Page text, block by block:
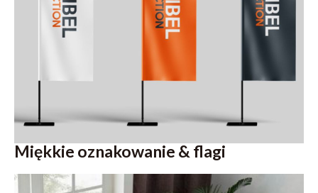
Miękkie oznakowanie & flagi